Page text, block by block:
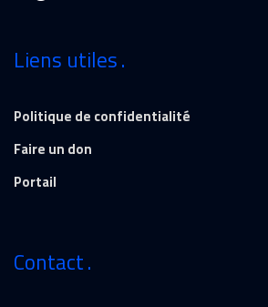
Liens utiles
Politique de confidentialité
Faire un don
Portail
Contact